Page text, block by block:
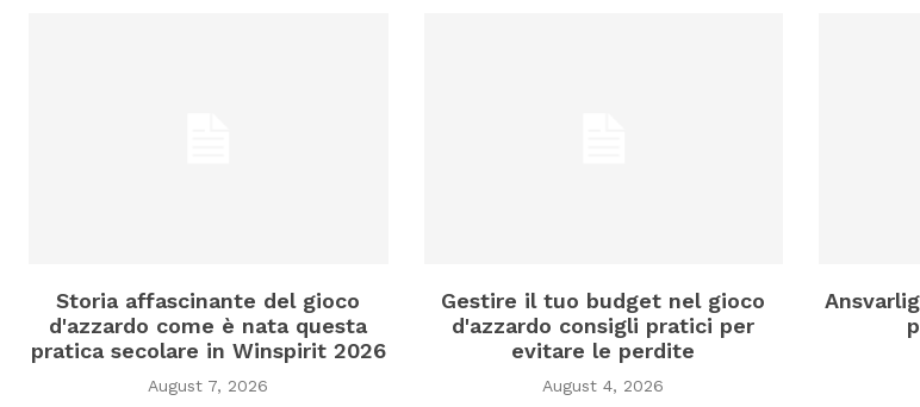
Storia affascinante del gioco
d'azzardo come è nata questa
pratica secolare in Winspirit 2026
August 7, 2026
Gestire il tuo budget nel gioco
d'azzardo consigli pratici per
evitare le perdite
August 4, 2026